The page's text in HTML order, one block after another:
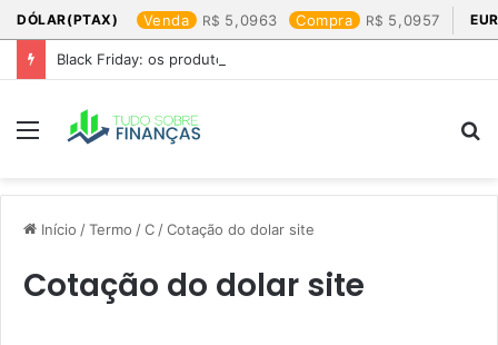
DÓLAR(PTAX) Venda 5,0963 Compra 5,0957
Black Friday: os produtos que mais valem a pena
Menu
Início /Termo /C /Cotação do dolar site​
Cotação do dolar site​